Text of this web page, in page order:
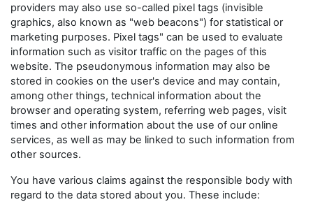
providers may also use so-called pixel tags (invisible
graphics, also known as "web beacons") for statistical or
marketing purposes. Pixel tags" can be used to evaluate
information such as visitor traffic on the pages of this
website. The pseudonymous information may also be
stored in cookies on the user's device and may contain,
among other things, technical information about the
browser and operating system, referring web pages, visit
times and other information about the use of our online
services, as well as may be linked to such information from
other sources.
You have various claims against the responsible body with
regard to the data stored about you. These include: